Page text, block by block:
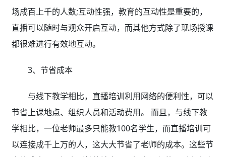
场成百上千的人数;互动性强，教育的互动性是重要的，
直播可以随时与观众开启互动，而其他方式除了现场授课
都很难进行有效地互动。
3、节省成本
与线下教学相比，直播培训利用网络的便利性，可以
节省上课地点、组织人员和活动费用。 而且，与线下教
学相比，一位老师最多只能教100名学生，而直播培训可
以连接成千上万的人，这大大节省了老师的成本。这些节